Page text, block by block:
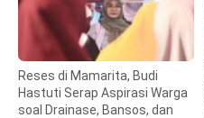
Reses di Mamarita, Budi
Hastuti Serap Aspirasi Warga
soal Drainase, Bansos, dan